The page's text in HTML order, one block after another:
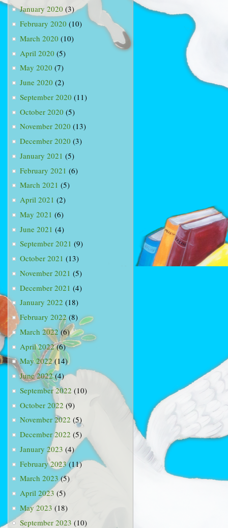
January 2020 (3)
February 2020 (10)
March 2020 (10)
April 2020 (5)
May 2020 (7)
June 2020 (2)
September 2020 (11)
October 2020 (5)
November 2020 (13)
December 2020 (3)
January 2021 (5)
February 2021 (6)
March 2021 (5)
April 2021 (2)
May 2021 (6)
June 2021 (4)
September 2021 (9)
October 2021 (13)
November 2021 (5)
December 2021 (4)
January 2022 (18)
February 2022 (8)
March 2022(6)
April 2022(6)
May 2022(14)
June 2022(4)
September 2022 (10)
October 2022 (9)
November 2022 (5)
December 2022 (5)
January 2023 (4)
February 2023(11)
March 2023(5)
April 2023 (5)
May 2023 (18)
September 2023 (10)